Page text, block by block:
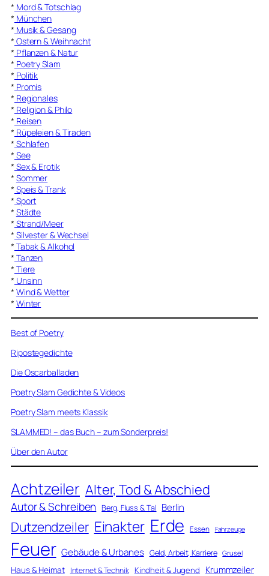
* Mord & Totschlag
* München
* Musik & Gesang
* Ostern & Weihnacht
* Pflanzen & Natur
* Poetry Slam
* Politik
* Promis
* Regionales
* Religion & Philo
* Reisen
* Rüpeleien & Tiraden
* Schlafen
* See
* Sex & Erotik
* Sommer
* Speis & Trank
* Sport
* Städte
* Strand/Meer
* Silvester & Wechsel
* Tabak & Alkohol
* Tanzen
* Tiere
* Unsinn
* Wind & Wetter
* Winter
Best of Poetry
Ripostegedichte
Die Oscarballaden
Poetry Slam Gedichte & Videos
Poetry Slam meets Klassik
SLAMMED! – das Buch – zum Sonderpreis!
Über den Autor
Achtzeiler Alter, Tod & Abschied
Autor & Schreiben Berg, Fluss & Tal Berlin
Dutzendzeiler Einakter Erde Essen Fahrzeuge
Feuer Gebäude & Urbanes Geld, Arbeit, Karriere Grusel
Haus & Heimat Internet & Technik Kindheit & Jugend Krummzeiler